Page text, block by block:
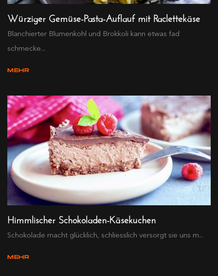
Würziger Gemüse-Pasta-Auflauf mit Raclettekäse
Blanchierter Blumenkohl und Brokkoli kann etwas fad
schmecke...
MEHR
Himmlischer Schokoladen-Käsekuchen
Schokolade macht glücklich, schliesslich versorgt sie uns m...
MEHR